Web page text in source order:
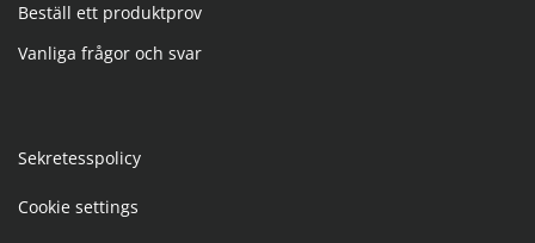
Beställ ett produktprov
Vanliga frågor och svar
Sekretesspolicy
Cookie settings